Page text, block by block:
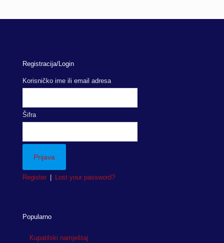
through
Registracija/Login
Korisničko ime ili email adresa
Šifra
Register Lost your password?
Popularno
Kupatilski namještaj